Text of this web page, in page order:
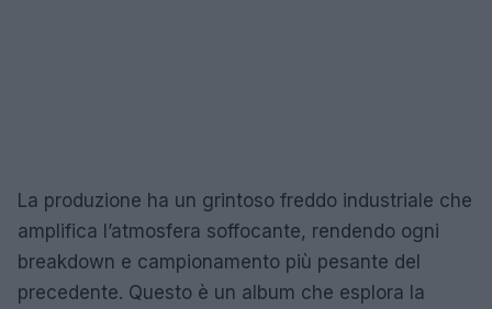
La produzione ha un grintoso freddo industriale che
amplifica l’atmosfera soffocante, rendendo ogni
breakdown e campionamento più pesante del
precedente. Questo è un album che esplora la